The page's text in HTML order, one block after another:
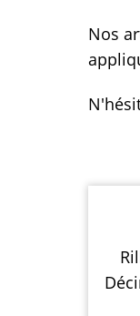
Nos